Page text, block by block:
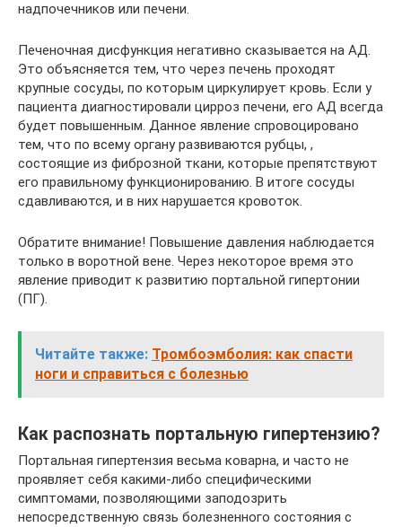
надпочечников или печени.
Печеночная дисфункция негативно сказывается на АД.
Это объясняется тем, что через печень проходят
крупные сосуды, по которым циркулирует кровь. Если у
пациента диагностировали цирроз печени, его АД всегда
будет повышенным. Данное явление спровоцировано
тем, что по всему органу развиваются рубцы, ,
состоящие из фиброзной ткани, которые препятствуют
его правильному функционированию. В итоге сосуды
сдавливаются, и в них нарушается кровоток.
Обратите внимание! Повышение давления наблюдается
только в воротной вене. Через некоторое время это
явление приводит к развитию портальной гипертонии
(ПГ).
Читайте также: Тромбоэмболия: как спасти
ноги и справиться с болезнью
Как распознать портальную гипертензию?
Портальная гипертензия весьма коварна, и часто не
проявляет себя какими-либо специфическими
симптомами, позволяющими заподозрить
непосредственную связь болезненного состояния с